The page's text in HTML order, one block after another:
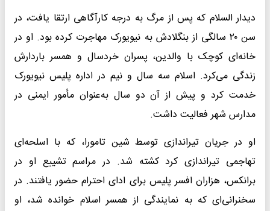
دیدار السلام که پس از مرگ به درجه کارآگاهی ارتقا یافت، در
سن ۲۰ سالگی از بنگلادش به نیویورک مهاجرت کرده بود. او در
خانه‌ای کوچک با والدین، پسران خردسال و همسر باردارش
زندگی می‌کرد. اسلام سه سال و نیم در اداره پلیس نیویورک
خدمت کرد و پیش از آن دو سال به‌عنوان مأمور ایمنی در
مدارس شهر فعالیت داشت.
او در جریان تیراندازی توسط شین تامورا، که با اسلحه‌ای
تهاجمی تیراندازی کرد کشته شد. در مراسم تشییع او در
برانکس، هزاران افسر پلیس برای ادای احترام حضور یافتند. در
سخنرانی‌ای که به نمایندگی از همسر اسلام خوانده شد، او